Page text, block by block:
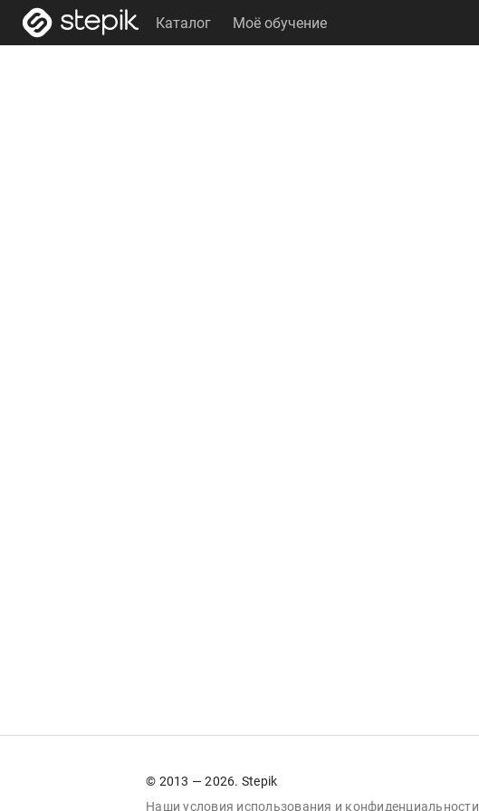
Каталог Моё обучение
© 2013 — 2026. Stepik
Наши условия использования и конфиденциальности